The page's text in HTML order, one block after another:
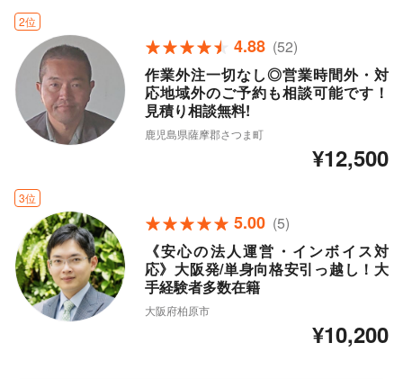
2位
4.88 (52)
作業外注一切なし◎営業時間外・対
応地域外のご予約も相談可能です！
見積り相談無料!
鹿児島県薩摩郡さつま町
¥12,500
3位
5.00 (5)
《安心の法人運営・インボイス対
応》大阪発/単身向格安引っ越し！大
手経験者多数在籍
大阪府柏原市
¥10,200